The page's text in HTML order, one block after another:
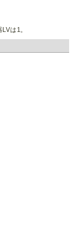
は1。